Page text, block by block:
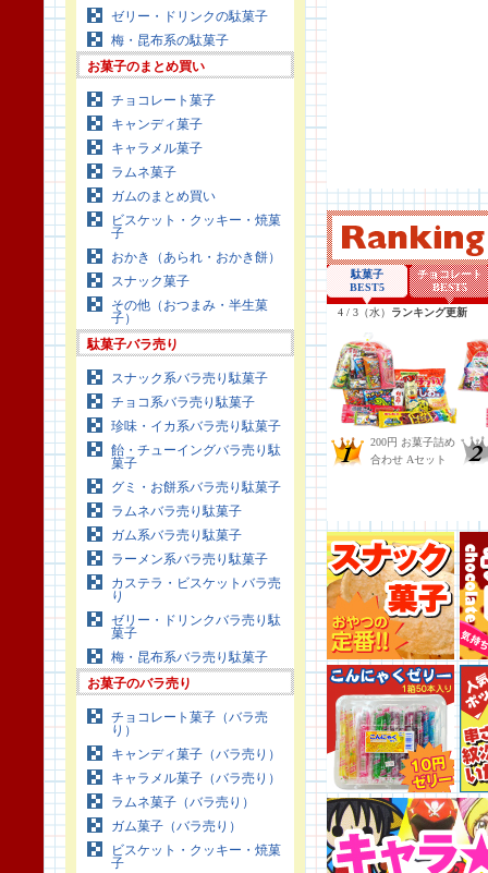
ゼリー・ドリンクの駄菓子
梅・昆布系の駄菓子
お菓子のまとめ買い
チョコレート菓子
キャンディ菓子
キャラメル菓子
ラムネ菓子
ガムのまとめ買い
ビスケット・クッキー・焼菓
子
おかき（あられ・おかき餅）
スナック菓子
その他（おつまみ・半生菓
子）
駄菓子バラ売り
スナック系バラ売り駄菓子
チョコ系バラ売り駄菓子
珍味・イカ系バラ売り駄菓子
飴・チューイングバラ売り駄
菓子
グミ・お餅系バラ売り駄菓子
ラムネバラ売り駄菓子
ガム系バラ売り駄菓子
ラーメン系バラ売り駄菓子
カステラ・ビスケットバラ売
り
ゼリー・ドリンクバラ売り駄
菓子
梅・昆布系バラ売り駄菓子
お菓子のバラ売り
チョコレート菓子（バラ売
り）
キャンディ菓子（バラ売り）
キャラメル菓子（バラ売り）
ラムネ菓子（バラ売り）
ガム菓子（バラ売り）
ビスケット・クッキー・焼菓
子